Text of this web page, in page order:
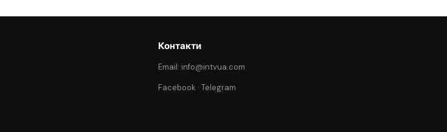
Контакти
Email: info@intvua.com
Facebook ·Telegram